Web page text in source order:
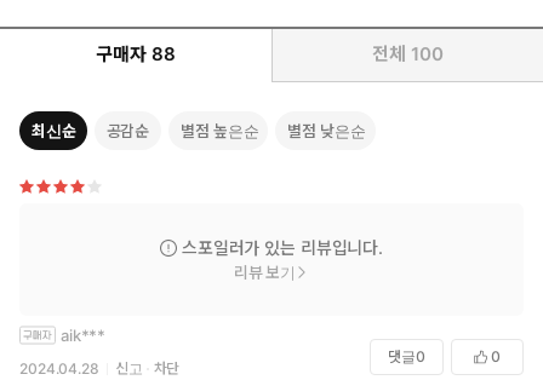
싶습니다만, 그러면 레이디 소설이라는 영역에서 일탈한다는 문제
가 발생해버립니다.
다! 에헤헤(아부).
그러면 이 책을 읽어주신 여러분, 늘 기대하고 있다는 편지를 주시
는 여러분, 진심으로 감사드립니다. 또 뵐 수 있으면 좋겠습니다.
구매자 88 전체 100
최신순 공감순 별점 높은순 별점 낮은순
스포일러가 있는 리뷰입니다.
리뷰 보기
aik***
2024.04.28 신고 차단
댓글0 0